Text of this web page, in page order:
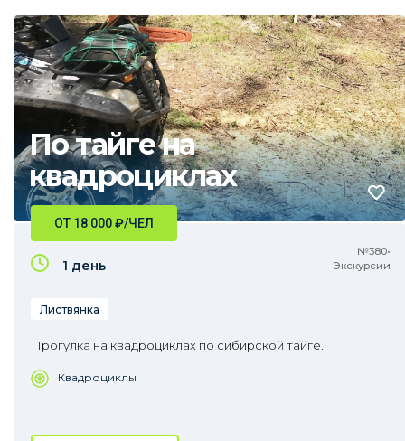
По тайге на
квадроциклах
№380•
Экскурсии
ОТ 18 000₽/ЧЕЛ
1 день
Листвянка
Прогулка на квадроциклах по сибирской тайге.
Квадроциклы